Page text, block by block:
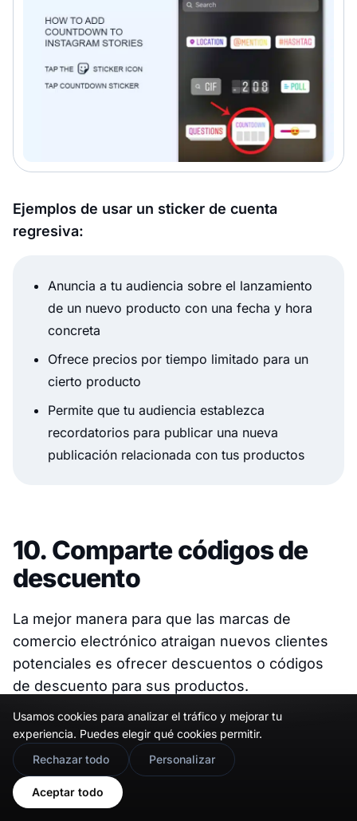
Ejemplos de usar un sticker de cuenta
regresiva:
Anuncia a tu audiencia sobre el lanzamiento
de un nuevo producto con una fecha y hora
concreta
Ofrece precios por tiempo limitado para un
cierto producto
Permite que tu audiencia establezca
recordatorios para publicar una nueva
publicación relacionada con tus productos
10. Comparte códigos de
descuento
La mejor manera para que las marcas de
comercio electrónico atraigan nuevos clientes
potenciales es ofrecer descuentos o códigos
de descuento para sus productos.
Las historias de IG son una gran fuente para dar
códigos de compra a cada cliente potencial
interesado.
Posteriormente, así es cómo aumentarás tu
Usamos cookies para analizar el tráfico y mejorar tu
experiencia. Puedes elegir qué cookies permitir.
Rechazar todo
Personalizar
Aceptar todo
🇬🇧 Would you prefer this site in English?
View in English